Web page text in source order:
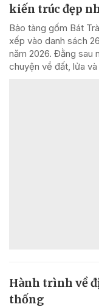
kiến trúc đẹp
Bảo tàng gốm Bát
xếp vào danh sách
năm 2026. Đằng sau
chuyện về đất, lửa
Hành trình về
thống